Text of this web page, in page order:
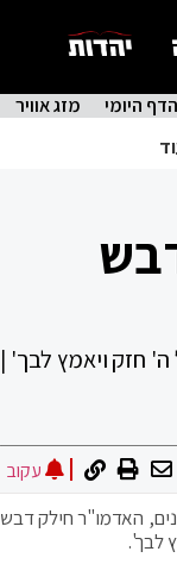
הדף היומי מזג אוויר
חזק ויאמץ לבך' |
עקוב
האדמו"ר חילק דבש
לבך'.